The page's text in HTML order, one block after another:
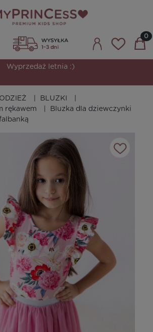
Wyprzedaż letnia :)
ODZIEŻ
BLUZKI
rękawem
Bluzka dla dziewczynki